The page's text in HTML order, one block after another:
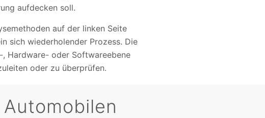
aufdecken soll.
auf der linken Seite
sich wiederholender Prozess. Die
Hardware- oder Softwareebene
oder zu überprüfen.